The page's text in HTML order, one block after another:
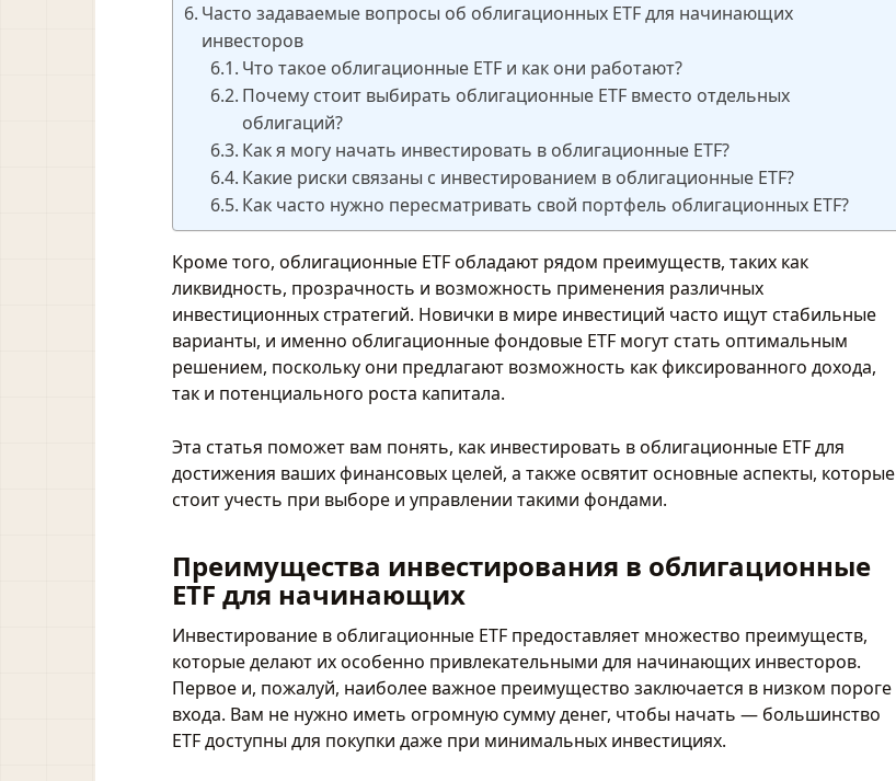
Часто задаваемые вопросы об облигационных ETF для начинающих
инвесторов
Что такое облигационные ETF и как они работают?
Почему стоит выбирать облигационные ETF вместо отдельных
облигаций?
Как я могу начать инвестировать в облигационные ETF?
Какие риски связаны с инвестированием в облигационные ETF?
Как часто нужно пересматривать свой портфель облигационных ETF?
Кроме того, облигационные ETF обладают рядом преимуществ, таких как
ликвидность, прозрачность и возможность применения различных
инвестиционных стратегий. Новички в мире инвестиций часто ищут стабильные
варианты, и именно облигационные фондовые ETF могут стать оптимальным
решением, поскольку они предлагают возможность как фиксированного дохода,
так и потенциального роста капитала.
Эта статья поможет вам понять, как инвестировать в облигационные ETF для
достижения ваших финансовых целей, а также освятит основные аспекты, которые
стоит учесть при выборе и управлении такими фондами.
Преимущества инвестирования в облигационные
ETF для начинающих
Инвестирование в облигационные ETF предоставляет множество преимуществ,
которые делают их особенно привлекательными для начинающих инвесторов.
Первое и, пожалуй, наиболее важное преимущество заключается в низком пороге
входа. Вам не нужно иметь огромную сумму денег, чтобы начать — большинство
ETF доступны для покупки даже при минимальных инвестициях.